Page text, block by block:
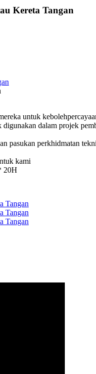
Kereta Tangan
untuk
dalam projek
pasukan perkhidmatan
kami
20H